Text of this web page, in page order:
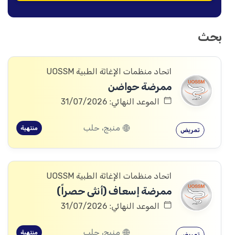
بحث
اتحاد منظمات الإغاثة الطبية UOSSM
ممرضة حواضن
الموعد النهائي: 31/07/2026
تمريض منبج، حلب منتهية
اتحاد منظمات الإغاثة الطبية UOSSM
ممرضة إسعاف (أنثى حصراً)
الموعد النهائي: 31/07/2026
منبج، حلب منتهية